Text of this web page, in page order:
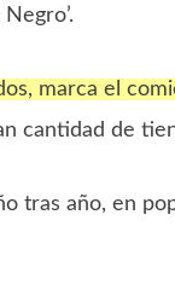
marca el
cantidad de
tras año, en